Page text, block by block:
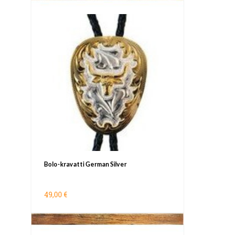
Bolo-kravatti German Silver
49,00 €